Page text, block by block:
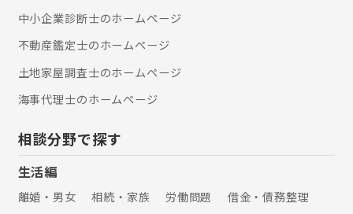
中小企業診断士のホームぺージ
不動産鑑定士のホームぺージ
土地家屋調査士のホームぺージ
海事代理士のホームぺージ
相談分野で探す
生活編
離婚・男女 相続・家族 労働問題
借金・債務整理